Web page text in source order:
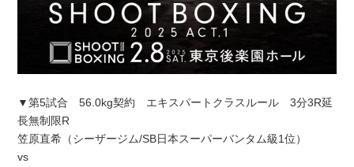
▼第5試合 56.0kg契約 エキスパートクラスルール 3分3R延
長無制限R
笠原直希（シーザージム/SB日本スーパーバンタム級1位）
vs